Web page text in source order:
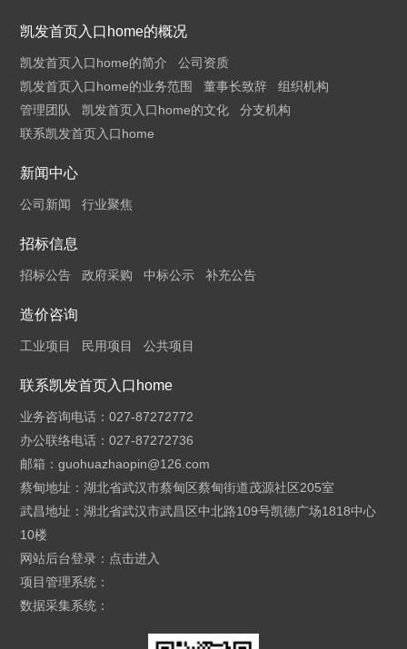
凯发首页入口home的概况
凯发首页入口home的简介
公司资质
凯发首页入口home的业务范围
董事长致辞
组织机构
管理团队
凯发首页入口home的文化
分支机构
联系凯发首页入口home
新闻中心
公司新闻 行业聚焦
招标信息
招标公告 政府采购 中标公示 补充公告
造价咨询
工业项目 民用项目 公共项目
联系凯发首页入口home
业务咨询电话：027-87272772
办公联络电话：027-87272736
邮箱：guohuazhaopin@126.com
蔡甸地址：湖北省武汉市蔡甸区蔡甸街道茂源社区205室
武昌地址：湖北省武汉市武昌区中北路109号凯德广场1818中心
10楼
网站后台登录： 点击进入
项目管理系统：
数据采集系统：